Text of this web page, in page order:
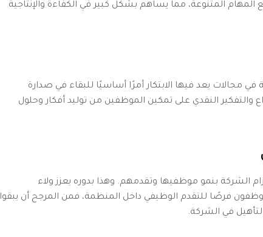
المتنوعة، مما يساهم بشكل كبير في الكفاءة والإنتاجية
يعد فيها الابتكار أمرًا أساسيًا للبقاء في صدارة
والتفكير النقدي على تمكين الموظفين من توليد أفكار وحلول
الشركة بنمو موظفيها وتقدمهم. وهذا بدوره يعزز ولاء
فرصًا للتقدم الوظيفي داخل المنظمة، فمن المرجح أن يبقوا
في الشركة.